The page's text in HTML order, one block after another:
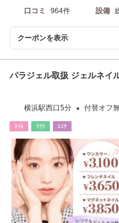
口コミ 964件 設備
クーポンを表示
パラジェル取扱 ジェルネイ
横浜駅西口5分 ★ 付替オフ
ﾈｲﾙ ﾘﾗｸ ｴｽﾃ